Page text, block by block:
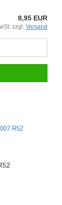
8,95 EUR
zzgl. Versand